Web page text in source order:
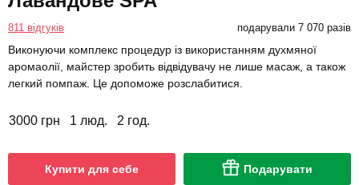
811 відгуків подарували 7 070 разів
Виконуючи комплекс процедур із використанням духмяної
аромаолії, майстер зробить відвідувачу не лише масаж, а також
легкий помпаж. Це допоможе розслабитися.
3000 грн 1 люд. 2 год.
Купити для себе Подарувати